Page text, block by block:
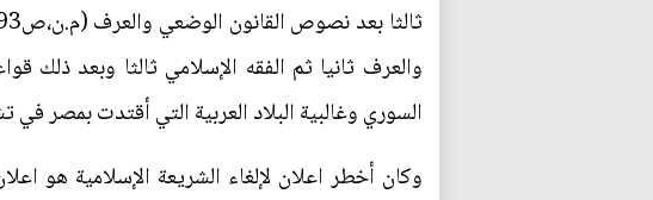
والعرف ثانيا ثم الفقه الإسلامي ثالثا وبعد ذلك
السوري وغالبية البلاد العربية التي أقتدت بمصر في